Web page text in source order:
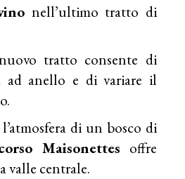
nell’ultimo tratto di
tratto consente di
ad anello e di variare il
di un bosco di
Maisonettes offre
valle centrale.